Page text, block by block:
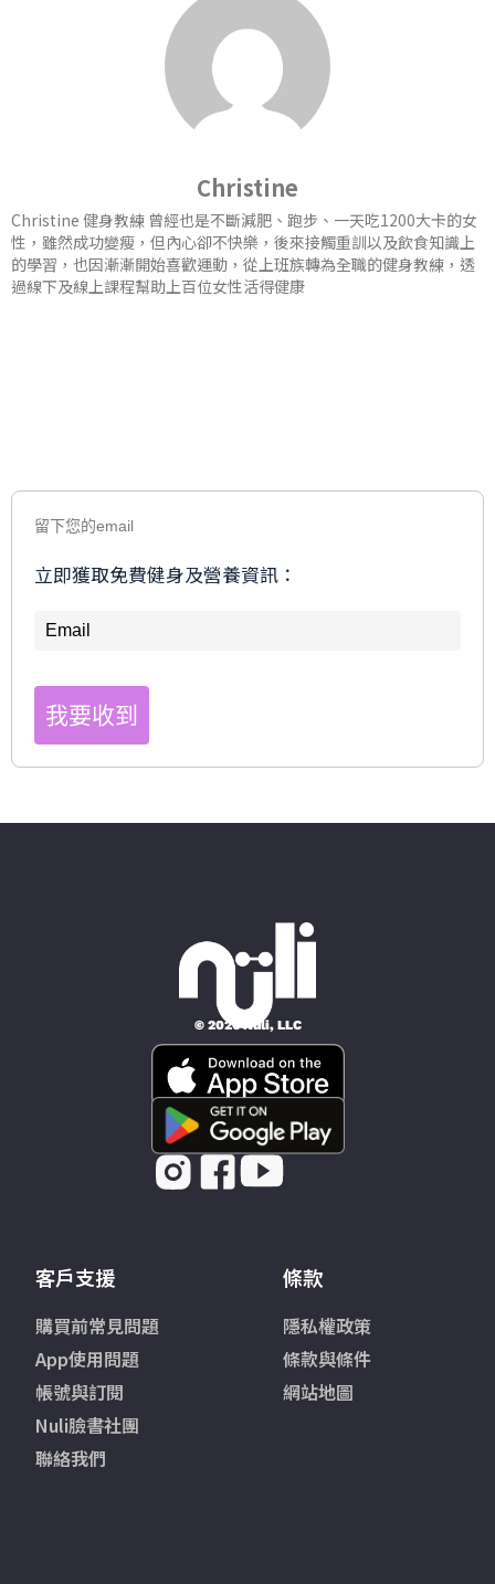
Christine
Christine 健身教練 曾經也是不斷減肥、跑步、一天吃1200大卡的女
性，雖然成功變瘦，但內心卻不快樂，後來接觸重訓以及飲食知識上
的學習，也因漸漸開始喜歡運動，從上班族轉為全職的健身教練，透
過線下及線上課程幫助上百位女性活得健康
留下您的email
立即獲取免費健身及營養資訊：
我要收到
© 2026 Nüli, LLC
客戶支援
購買前常見問題
App使用問題
帳號與訂閱
Nuli臉書社團
聯絡我們
條款
隱私權政策
條款與條件
網站地圖